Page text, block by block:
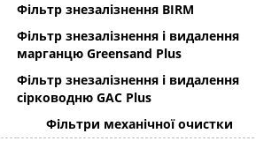
Фільтр знезалізнення BIRM
Фільтр знезалізнення і видалення
марганцю Greensand Plus
Фільтр знезалізнення і видалення
сірководню GAC Plus
Фільтри механічної очистки